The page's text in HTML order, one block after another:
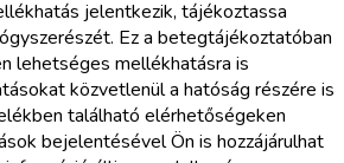
jelentkezik, tájékoztassa
Ez a betegtájékoztatóban
lehetséges mellékhatásra is
közvetlenül a hatóság részére is
található elérhetőségeken
bejelentésével Ön is hozzájárulhat